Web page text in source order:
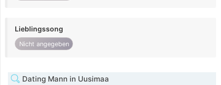
Lieblingssong
Nicht angegeben
Dating Mann in Uusimaa